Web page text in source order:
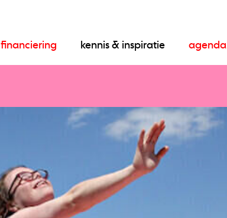
financiering kennis & inspiratie agenda